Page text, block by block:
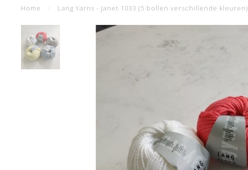
Home Lang Yarns - Janet 1033 (5 bollen verschillende kleuren)